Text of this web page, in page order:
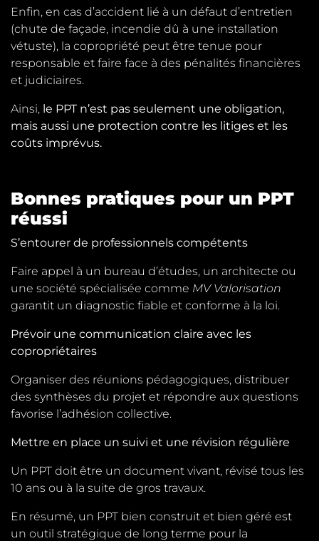
Enfin, en cas d’accident lié à un défaut d’entretien
(chute de façade, incendie dû à une installation
vétuste), la copropriété peut être tenue pour
responsable et faire face à des pénalités financières
et judiciaires.
Ainsi, le PPT n’est pas seulement une obligation,
mais aussi une protection contre les litiges et les
coûts imprévus.
Bonnes pratiques pour un PPT
réussi
S’entourer de professionnels compétents
Faire appel à un bureau d’études, un architecte ou
une société spécialisée comme MV Valorisation
garantit un diagnostic fiable et conforme à la loi.
Prévoir une communication claire avec les
copropriétaires
Organiser des réunions pédagogiques, distribuer
des synthèses du projet et répondre aux questions
favorise l’adhésion collective.
Mettre en place un suivi et une révision régulière
Un PPT doit être un document vivant, révisé tous les
10 ans ou à la suite de gros travaux.
En résumé, un PPT bien construit et bien géré est
un outil stratégique de long terme pour la